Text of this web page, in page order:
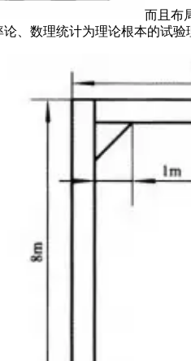
而且布
、数理统计为理论根本的试验